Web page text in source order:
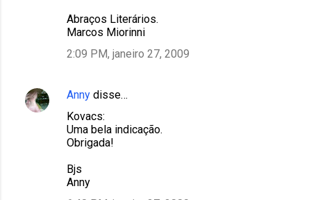
Abraços Literários.
Marcos Miorinni
2:09 PM, janeiro 27, 2009
Anny disse…
Kovacs:
Uma bela indicação.
Obrigada!
Bjs
Anny